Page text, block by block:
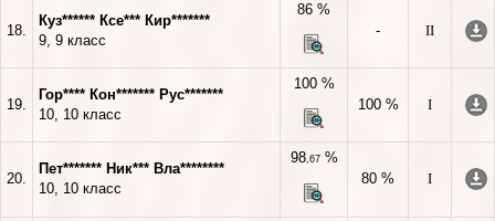
18.
Куз****** Ксе*** Кир*******
9, 9 класс
86 %
-
II
19.
Гор**** Кон******* Рус*******
10, 10 класс
100 %
100 %
I
20.
Пет******* Ник*** Вла********
10, 10 класс
98,67%
80 %
I